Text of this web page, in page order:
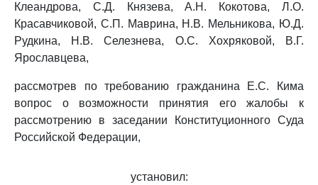
Клеандрова, С.Д. Князева, А.Н. Кокотова, Л.О.
Красавчиковой, С.П. Маврина, Н.В. Мельникова, Ю.Д.
Рудкина, Н.В. Селезнева, О.С. Хохряковой, В.Г.
Ярославцева,
рассмотрев по требованию гражданина Е.С. Кима
вопрос о возможности принятия его жалобы к
рассмотрению в заседании Конституционного Суда
Российской Федерации,
установил: